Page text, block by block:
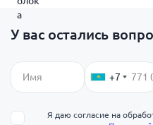
У вас остались
+7
Я даю согласие на